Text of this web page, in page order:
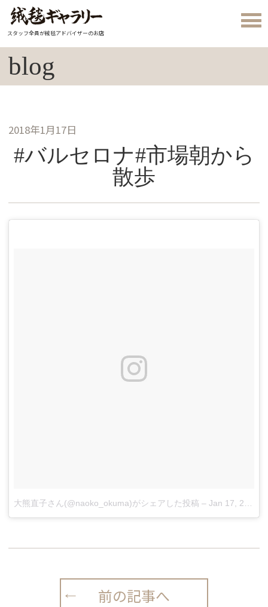
スタッフ全員が絨毯アドバイザーのお店
blog
2018年1月17日
#バルセロナ#市場朝から
散歩
大熊直子さん(@naoko_okuma)がシェアした投稿 – Jan 17, 2018 at 1:08am PST
前の記事へ